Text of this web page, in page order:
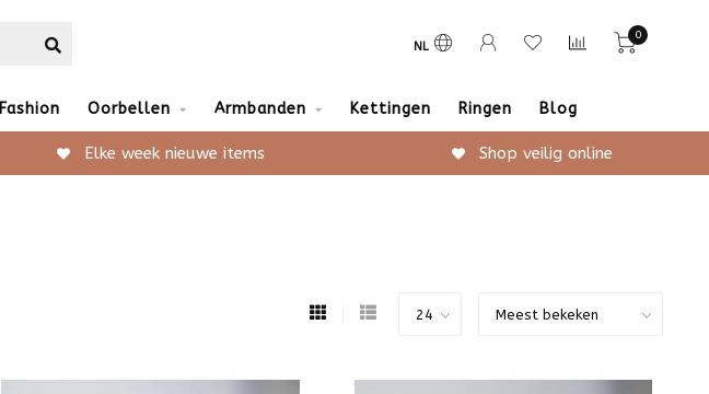
NL
0
Fashion Oorbellen Armbanden Kettingen Ringen Blog
Elke week nieuwe items Shop veilig online